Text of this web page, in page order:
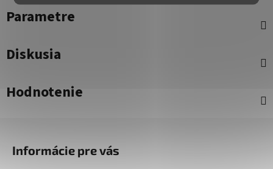
Parametre
Diskusia
Hodnotenie
Informácie pre vás